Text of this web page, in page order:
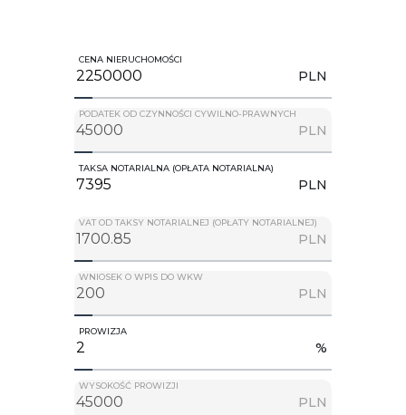
CENA NIERUCHOMOŚCI
PLN
PODATEK OD CZYNNOŚCI CYWILNO-PRAWNYCH
PLN
TAKSA NOTARIALNA (OPŁATA NOTARIALNA)
PLN
VAT OD TAKSY NOTARIALNEJ (OPŁATY NOTARIALNEJ)
PLN
WNIOSEK O WPIS DO WKW
PLN
PROWIZJA
%
WYSOKOŚĆ PROWIZJI
PLN